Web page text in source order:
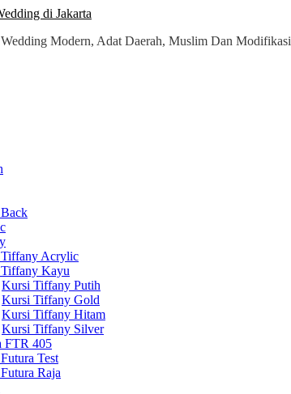
di Jakarta
Modern, Adat Daerah, Muslim Dan Modifikasi
Acrylic
Kayu
Kursi Tiffany Putih
Kursi Tiffany Gold
Kursi Tiffany Hitam
Kursi Tiffany Silver
FTR 405
Test
Raja